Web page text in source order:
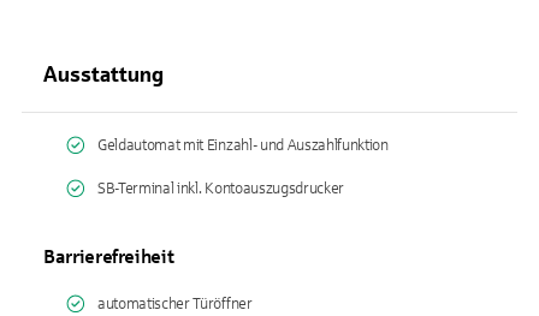
Ausstattung
Geldautomat mit Einzahl- und Auszahlfunktion
SB-Terminal inkl. Kontoauszugsdrucker
Barrierefreiheit
automatischer Türöffner